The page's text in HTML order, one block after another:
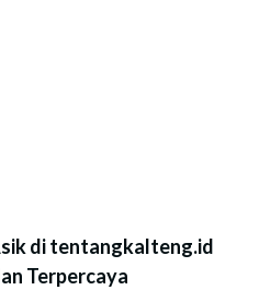
di tentangkalteng.id
Terpercaya